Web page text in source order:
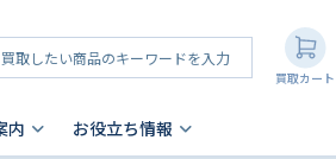
買取カート
内 お役立ち情報